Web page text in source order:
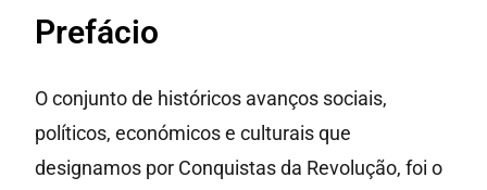
Prefácio
O conjunto de históricos avanços sociais,
políticos, económicos e culturais que
designamos por Conquistas da Revolução, foi o